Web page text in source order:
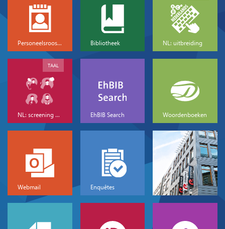
Personeelsrooster Bibliotheek NL: uitbreiding
NL: screening & basis
TAAL
EhBIB Search Woordenboeken
Webmail Enquêtes